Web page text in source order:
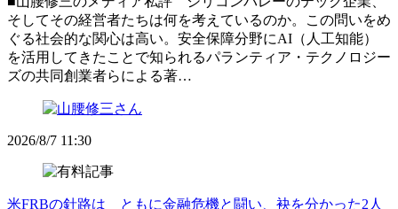
そしてその経営者たちは何を考えているのか。この問いをめ
ぐる社会的な関心は高い。安全保障分野にAI（人工知能）
を活用してきたことで知られるパランティア・テクノロジー
ズの共同創業者らによる著…
2026/8/7 11:30
米FRBの針路は ともに金融危機と闘い、袂を分かった2人